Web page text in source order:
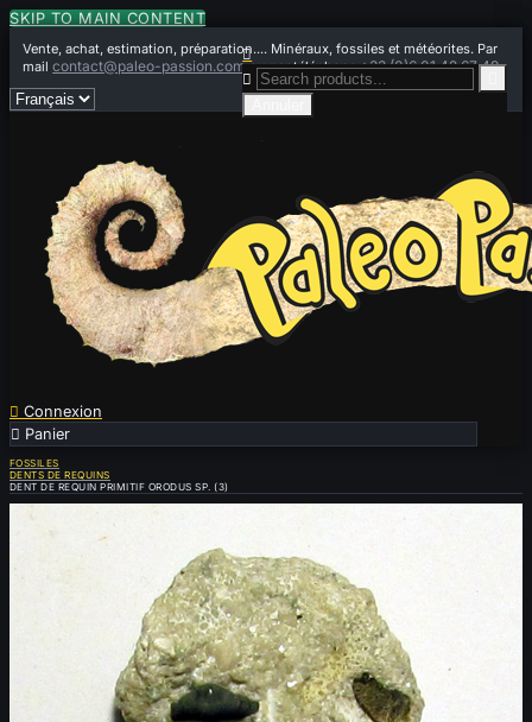
SKIP TO MAIN CONTENT
Vente, achat, estimation, préparation.... Minéraux, fossiles et météorites. Par
mailcontact@paleo-passion.comou par téléphone+33 (0)6 01 42 67 49
 Connexion
 Panier


FOSSILES
DENTS DE REQUINS
DENT DE REQUIN PRIMITIF ORODUS SP. (3)